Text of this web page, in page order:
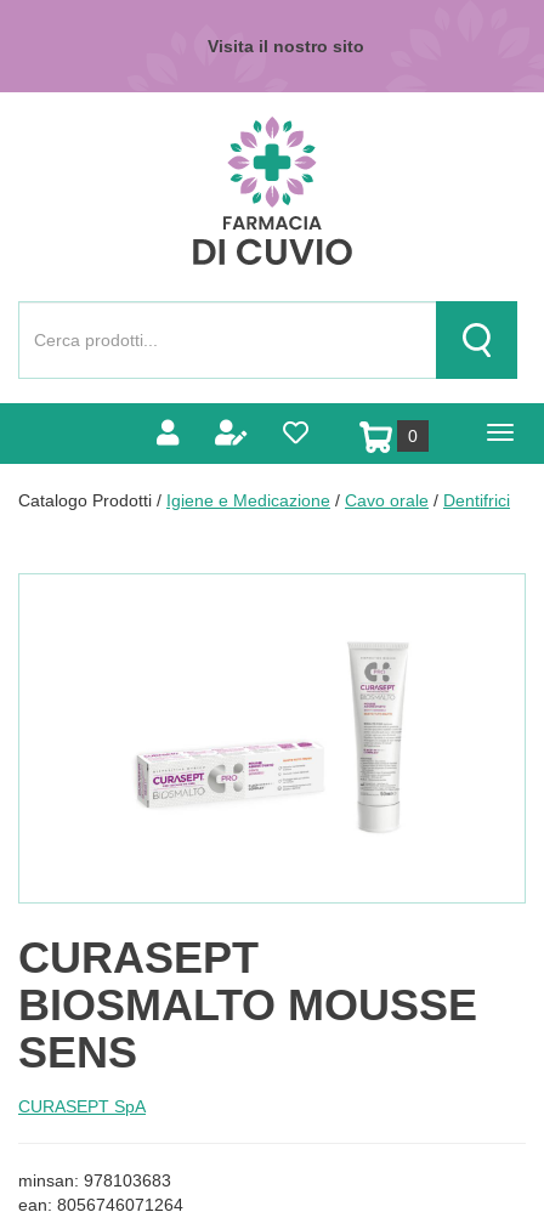
Visita il nostro sito
Prodotto
Cerca
0prodotti
inseriti
Catalogo Prodotti / Igiene e Medicazione / Cavo orale / Dentifrici
CURASEPT
BIOSMALTO MOUSSE
SENS
CURASEPT SpA
minsan: 978103683
ean: 8056746071264